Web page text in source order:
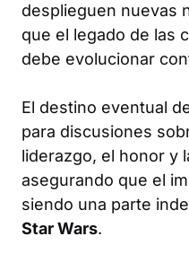
desplieguen nuevas
que el legado de las
debe evolucionar
El destino eventual
para discusiones
liderazgo, el honor y
asegurando que el
siendo una parte
Star Wars.